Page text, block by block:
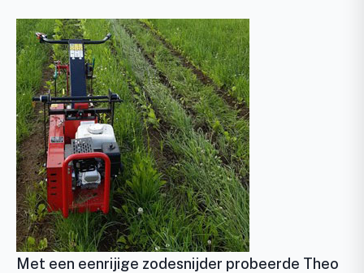
Met een eenrijige zodesnijder probeerde Theo